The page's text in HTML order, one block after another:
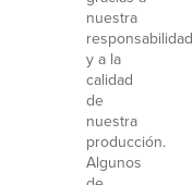
nuestra
responsabilidad
y a la
calidad
de
nuestra
producción.
Algunos